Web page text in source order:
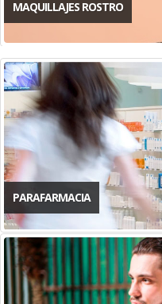
PARAFARMACIA